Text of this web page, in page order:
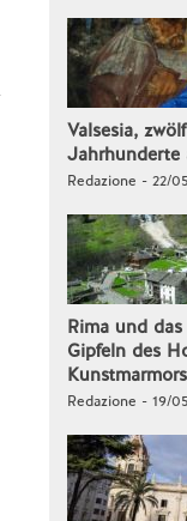
Valsesia,
Jahrhunderte
Redazione - 22/
Rima und
Gipfeln des
Kunstmarmors
Redazione - 19/